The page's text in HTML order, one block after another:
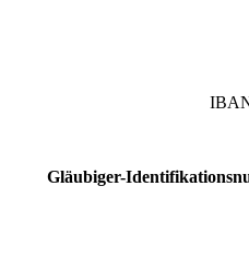
Gläubiger-